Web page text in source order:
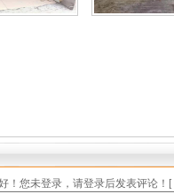
！您未登录，请登录后发表评论！[